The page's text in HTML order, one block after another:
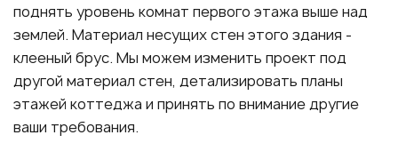
поднять уровень комнат первого этажа выше над
землей. Материал несущих стен этого здания -
клееный брус. Мы можем изменить проект под
другой материал стен, детализировать планы
этажей коттеджа и принять по внимание другие
ваши требования.